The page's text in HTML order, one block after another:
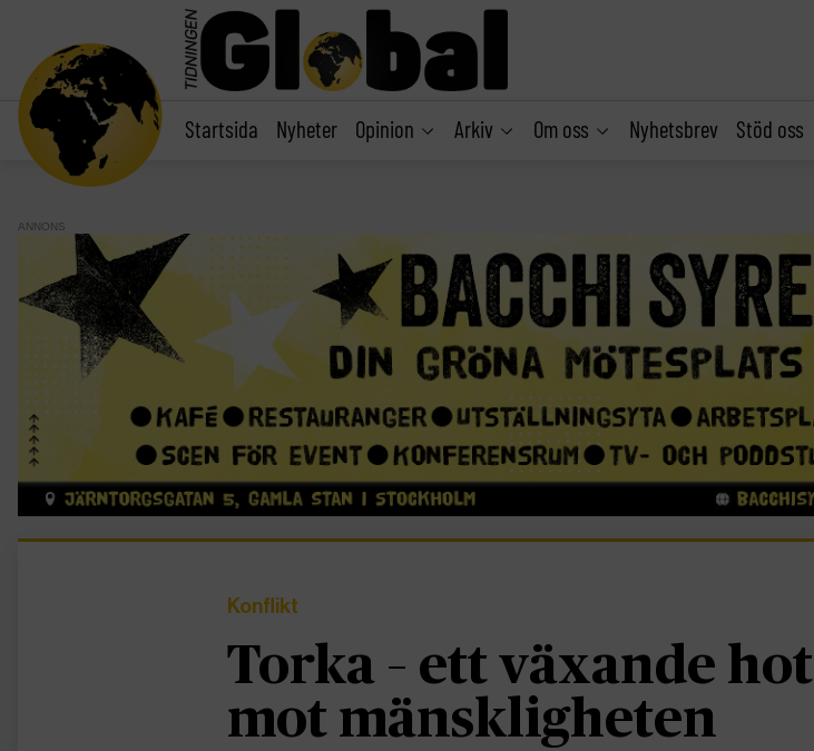
Startsida Nyheter Opinion Arkiv Om oss Nyhetsbrev Stöd oss
ANNONS
Konflikt
Torka – ett växande hot
mot mänskligheten